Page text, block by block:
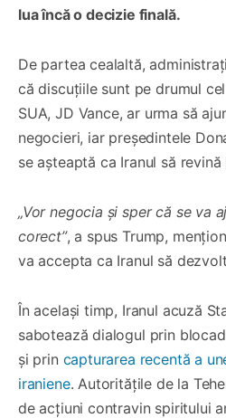
lua încă o decizie finală.
De partea cealaltă,
că discuțiile sunt pe drumul
SUA, JD Vance, ar urma să
negocieri, iar președintele
se așteaptă ca Iranul să
„Vor negocia și sper că se va
corect”, a spus Trump,
va accepta ca Iranul să
În același timp, Iranul acuză
sabotează dialogul prin
și prin capturarea recentă a
iraniene. Autoritățile de la
de acțiuni contravin spiritului